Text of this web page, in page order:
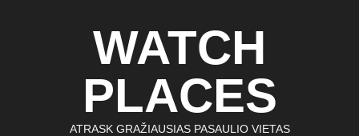
WATCH
PLACES
ATRASK GRAŽIAUSIAS PASAULIO VIETAS